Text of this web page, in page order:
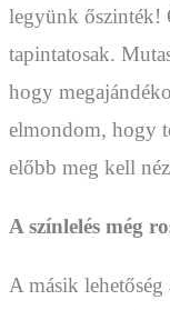
legyünk őszinték!
tapintatosak.
hogy
elmondom, hogy
előbb meg kell
A színlelés még
A másik